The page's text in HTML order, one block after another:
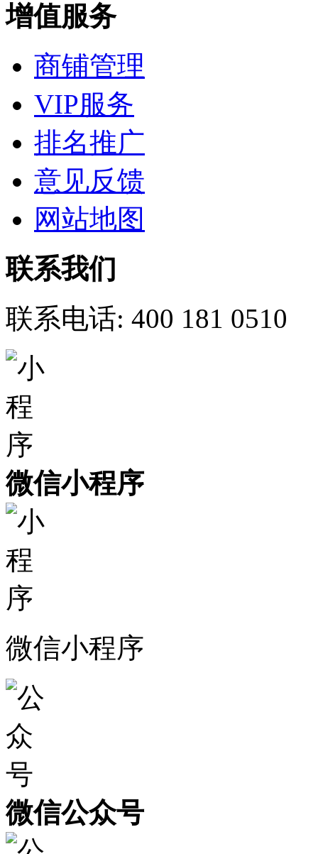
增值服务
商铺管理
VIP服务
排名推广
意见反馈
网站地图
联系我们
联系电话: 400 181 0510
微信小程序
微信小程序
微信公众号